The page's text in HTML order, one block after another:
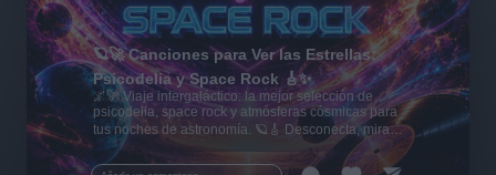
🪐🚀 Canciones para Ver las Estrellas:
Psicodelia y Space Rock 🎸✨
🌌🚀 Viaje intergaláctico: la mejor selección de
psicodelia, space rock y atmósferas cósmicas para
tus noches de astronomía. 🪐🎸 Desconecta, mira
al firmamento y siente la gravedad cero. 💾 ¡Guarda
esta colección para tu próxima noche estrellada!